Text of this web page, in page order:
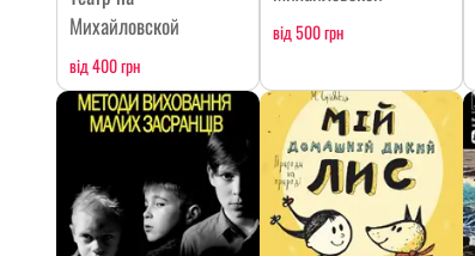
Михайловской
від 400 грн
від 500 грн